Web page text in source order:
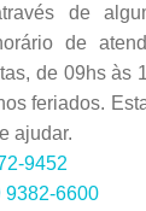
de
de
de 09hs às
feriados.
ajudar.
9452
9382-6600